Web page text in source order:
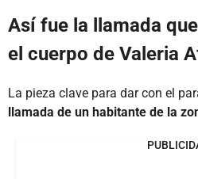
Así fue la llamada
el cuerpo de Valeria
La pieza clave para dar con el
llamada de un habitante de la